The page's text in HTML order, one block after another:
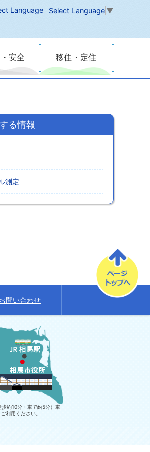
Language Select Language ▼
安全 移住・定住
る情報
測定
問い合わせ
歩約10分・車で約5分）車
利用ください。